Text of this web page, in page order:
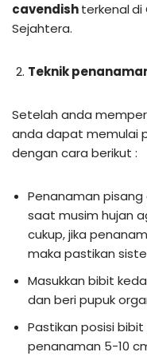
cavendishterkenaldi
Sejahtera.
Teknik
Setelah anda
anda dapat memulai
dengan cara berikut :
Penanaman pisang
saat musim hujan
cukup, jika
maka pastikan
Masukkan bibit
dan beri pupuk
Pastikan posisi
penanaman 5-10